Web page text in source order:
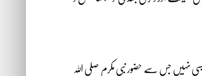
نہیں جس سے حضور نبی مکرم صلی اللہ